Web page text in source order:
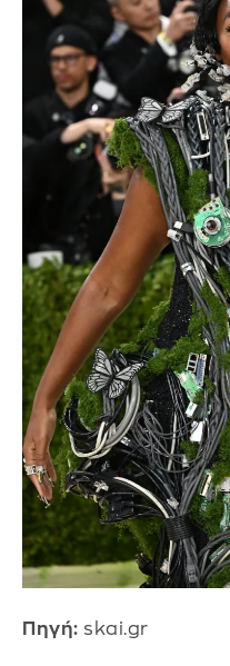
Πηγή: skai.gr